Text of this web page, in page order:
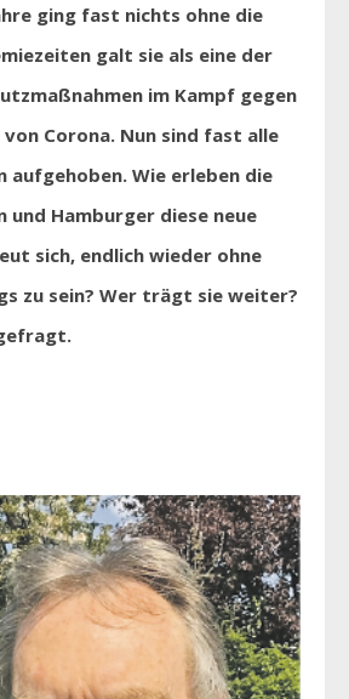
ging fast nichts ohne die
galt sie als eine der
im Kampf gegen
Corona. Nun sind fast alle
aufgehoben. Wie erleben die
und Hamburger diese neue
sich, endlich wieder ohne
zu sein? Wer trägt sie weiter?